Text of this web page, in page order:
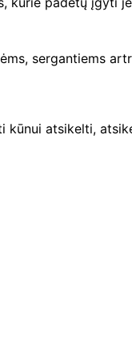
sergantiems
kūnui atsikelti,